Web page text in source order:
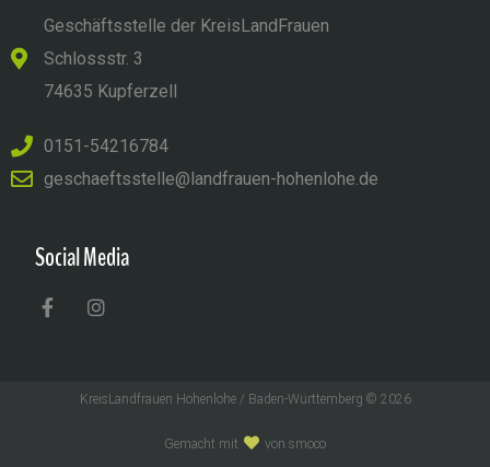
Geschäftsstelle der KreisLandFrauen
Schlossstr. 3
74635 Kupferzell
0151-54216784
geschaeftsstelle@landfrauen-hohenlohe.de
Social Media
KreisLandfrauen Hohenlohe / Baden-Württemberg © 2026
Gemacht mit von smoco